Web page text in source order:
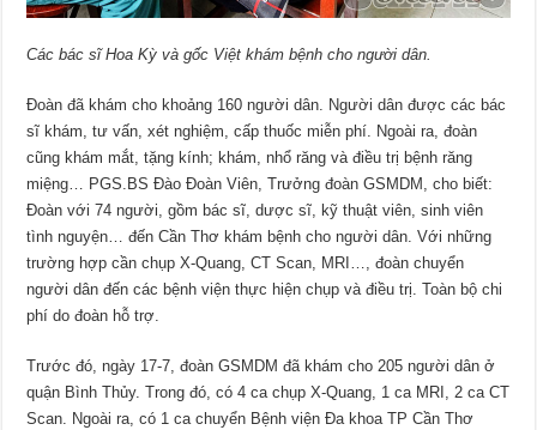
Các bác sĩ Hoa Kỳ và gốc Việt khám bệnh cho người dân.
Ðoàn đã khám cho khoảng 160 người dân. Người dân được các bác
sĩ khám, tư vấn, xét nghiệm, cấp thuốc miễn phí. Ngoài ra, đoàn
cũng khám mắt, tặng kính; khám, nhổ răng và điều trị bệnh răng
miệng… PGS.BS Ðào Ðoàn Viên, Trưởng đoàn GSMDM, cho biết:
Ðoàn với 74 người, gồm bác sĩ, dược sĩ, kỹ thuật viên, sinh viên
tình nguyện… đến Cần Thơ khám bệnh cho người dân. Với những
trường hợp cần chụp X-Quang, CT Scan, MRI…, đoàn chuyển
người dân đến các bệnh viện thực hiện chụp và điều trị. Toàn bộ chi
phí do đoàn hỗ trợ.
Trước đó, ngày 17-7, đoàn GSMDM đã khám cho 205 người dân ở
quận Bình Thủy. Trong đó, có 4 ca chụp X-Quang, 1 ca MRI, 2 ca CT
Scan. Ngoài ra, có 1 ca chuyển Bệnh viện Ða khoa TP Cần Thơ